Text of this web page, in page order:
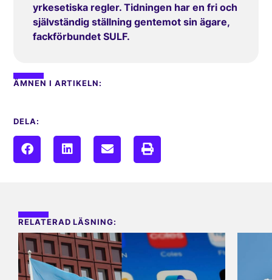
yrkesetiska regler. Tidningen har en fri och
självständig ställning gentemot sin ägare,
fackförbundet SULF.
ÄMNEN I ARTIKELN:
DELA:
RELATERAD LÄSNING: